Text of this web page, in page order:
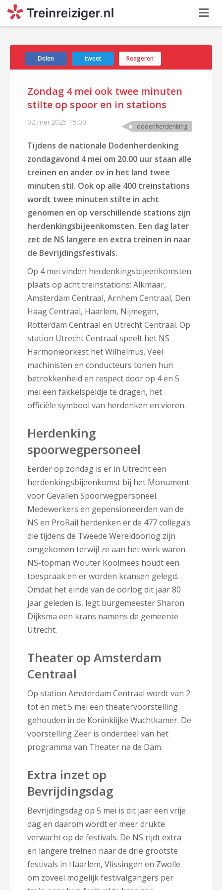
Delen tweet Reageren
Zondag 4 mei ook twee minuten
stilte op spoor en in stations
02 mei 2025 15:00 dodenherdenking
Tijdens de nationale Dodenherdenking
zondagavond 4 mei om 20.00 uur staan alle
treinen en ander ov in het land twee
minuten stil. Ook op alle 400 treinstations
wordt twee minuten stilte in acht
genomen en op verschillende stations zijn
herdenkingsbijeenkomsten. Een dag later
zet de NS langere en extra treinen in naar
de Bevrijdingsfestivals.
Op 4 mei vinden herdenkingsbijeenkomsten
plaats op acht treinstations: Alkmaar,
Amsterdam Centraal, Arnhem Centraal, Den
Haag Centraal, Haarlem, Nijmegen,
Rotterdam Centraal en Utrecht Centraal. Op
station Utrecht Centraal speelt het NS
Harmonieorkest het Wilhelmus. Veel
machinisten en conducteurs tonen hun
betrokkenheid en respect door op 4 en 5
mei een fakkelspeldje te dragen, het
officiële symbool van herdenken en vieren.
Herdenking
spoorwegpersoneel
Eerder op zondag is er in Utrecht een
herdenkingsbijeenkomst bij het Monument
voor Gevallen Spoorwegpersoneel.
Medewerkers en gepensioneerden van de
NS en ProRail herdenken er de 477 collega’s
die tijdens de Tweede Wereldoorlog zijn
omgekomen terwijl ze aan het werk waren.
NS-topman Wouter Koolmees houdt een
toespraak en er worden kransen gelegd.
Omdat het einde van de oorlog dit jaar 80
jaar geleden is, legt burgemeester Sharon
Dijksma een krans namens de gemeente
Utrecht.
Theater op Amsterdam
Centraal
Op station Amsterdam Centraal wordt van 2
tot en met 5 mei een theatervoorstelling
gehouden in de Koninklijke Wachtkamer. De
voorstelling Zeer is onderdeel van het
programma van Theater na de Dam.
Extra inzet op
Bevrijdingsdag
Bevrijdingsdag op 5 mei is dit jaar een vrije
dag en daarom wordt er meer drukte
verwacht op de festivals. De NS rijdt extra
en langere treinen naar de drie grootste
festivals in Haarlem, Vlissingen en Zwolle
om zoveel mogelijk festivalgangers per